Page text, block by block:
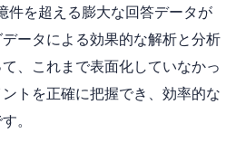
件を超える膨大な回答データが
ータによる効果的な解析と分析
、これまで表面化していなかっ
トを正確に把握でき、効率的な
。